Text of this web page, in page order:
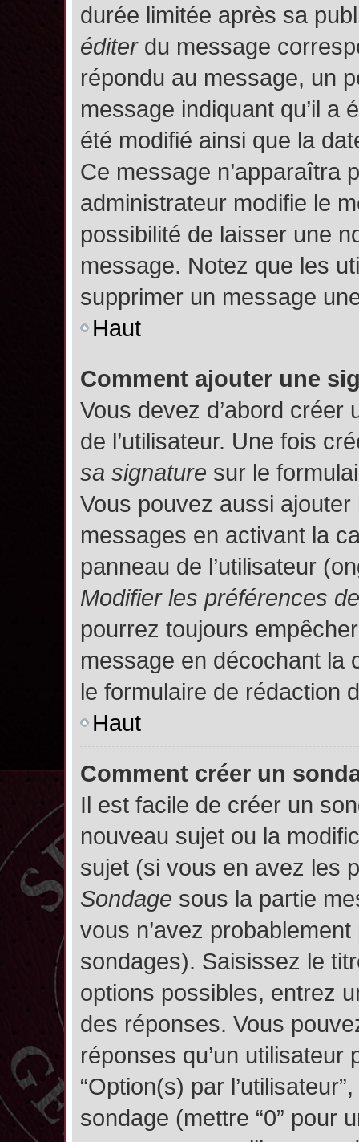
durée limitée après sa
éditerdu message
répondu au message, un
message indiquant qu’il a
été modifié ainsi que la
Ce message n’apparaîtra
administrateur modifie le
possibilité de laisser une
message. Notez que les
supprimer un message
Haut
Comment ajouter une
Vous devez d’abord
de l’utilisateur. Une fois
sa signature sur le
Vous pouvez aussi
messages en activant la
panneau de l’utilisateur
Modifier les préférences
pourrez toujours
message en décochant la
le formulaire de rédaction
Haut
Comment créer un
Il est facile de créer un
nouveau sujet ou la
sujet (si vous en avez les
Sondage sous la partie
vous n’avez
sondages). Saisissez le
options possibles, entrez
des réponses. Vous
réponses qu’un
“Option(s) par
sondage (mettre “0” pour